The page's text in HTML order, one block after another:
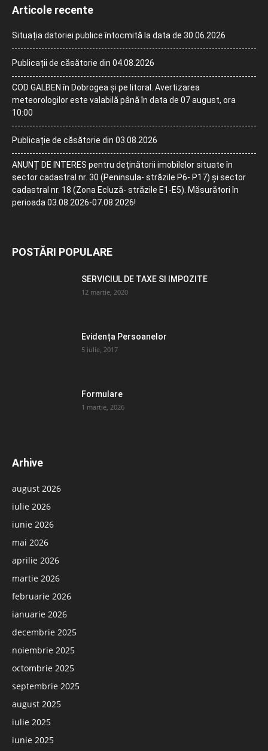
Articole recente
Situația datoriei publice întocmită la data de 30.06.2026
Publicații de căsătorie din 04.08.2026
COD GALBEN în Dobrogea și pe litoral. Avertizarea
meteorologilor este valabilă până în data de 07 august, ora
10:00
Publicație de căsătorie din 03.08.2026
ANUNȚ DE INTERES pentru deținătorii imobilelor situate în
sector cadastral nr. 30 (Peninsula- străzile P6- P17) și sector
cadastral nr. 18 (Zona Ecluză- străzile E1-E5). Măsurători în
perioada 03.08.2026-07.08.2026!
POSTĂRI POPULARE
SERVICIUL DE TAXE SI IMPOZITE
12 martie, 2020
Evidența Persoanelor
5 iulie, 2017
Formulare
1 martie, 2026
Arhive
august 2026
iulie 2026
iunie 2026
mai 2026
aprilie 2026
martie 2026
februarie 2026
ianuarie 2026
decembrie 2025
noiembrie 2025
octombrie 2025
septembrie 2025
august 2025
iulie 2025
iunie 2025